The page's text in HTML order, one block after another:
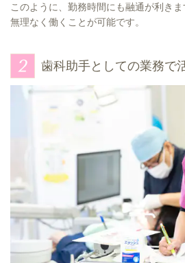
このように、勤務時間にも融通が利き
無理なく働くことが可能です。
歯科助手としての業務で